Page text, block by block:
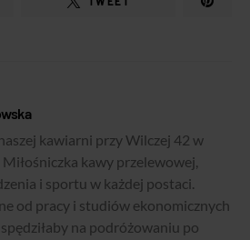
kawiarni przy Wilczej 42 w
kawy przelewowej,
i sportu w każdej postaci.
od pracy i studiów ekonomicznych
na podróżowaniu po